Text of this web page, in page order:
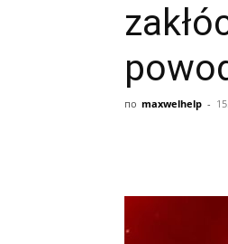
по maxwelhelp -